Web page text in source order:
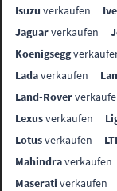
Isuzu verkaufen
Jaguarverkaufen
Koenigsegg
Ladaverkaufen
Land-Rover
Lexusverkaufen
Lotusverkaufen LTI
Mahindraverkaufen
Maserati verkaufen